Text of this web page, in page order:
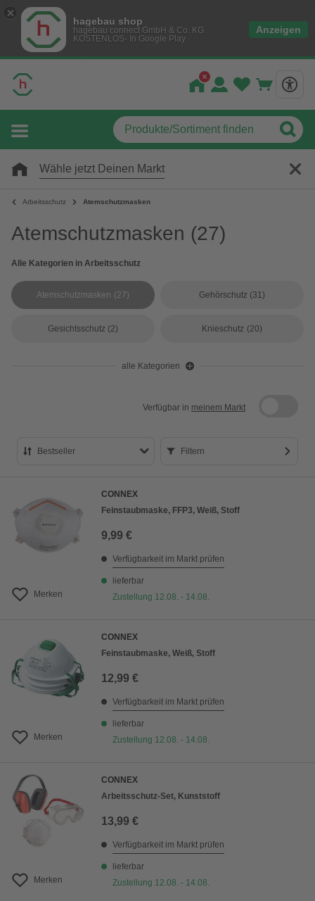
hagebau shop
hagebau connect GmbH & Co. KG
KOSTENLOS- In Google Play
Anzeigen
Wähle jetzt Deinen Markt
Arbeitsschutz Atemschutzmasken
Atemschutzmasken (27)
Alle Kategorien in Arbeitsschutz
Atemschutzmasken (27) Gehörschutz (31)
Gesichtsschutz (2) Knieschutz (20)
alle Kategorien
Verfügbar in meinem Markt
Bestseller
Preis aufsteigend
Preis absteigend
Bewertung
Filtern
Merken
CONNEX
Feinstaubmaske, FFP3, Weiß, Stoff
9,99 €
Verfügbarkeit im Markt prüfen
lieferbar
Zustellung 12.08. - 14.08.
Merken
CONNEX
Feinstaubmaske, Weiß, Stoff
12,99 €
Verfügbarkeit im Markt prüfen
lieferbar
Zustellung 12.08. - 14.08.
Merken
CONNEX
Arbeitsschutz-Set, Kunststoff
13,99 €
Verfügbarkeit im Markt prüfen
lieferbar
Zustellung 12.08. - 14.08.